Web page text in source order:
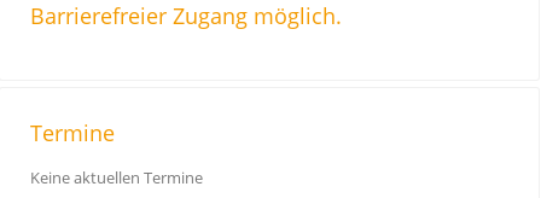
Barrierefreier Zugang möglich.
Termine
Keine aktuellen Termine